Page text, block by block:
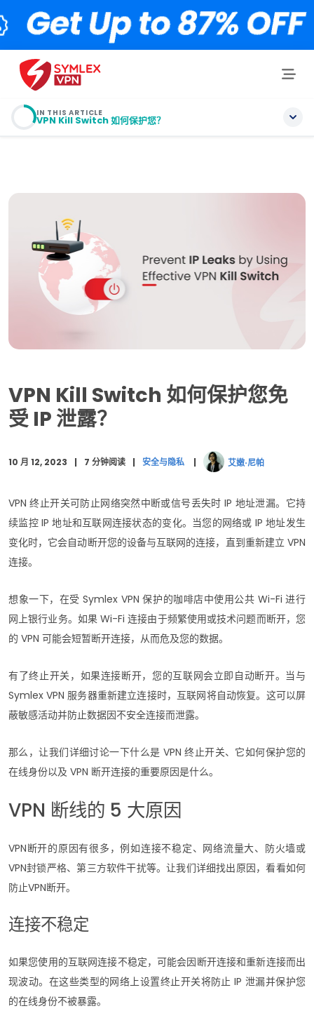
IN THIS ARTICLE
VPN Kill Switch 如何保护您？
VPN Kill Switch 如何保护您？
VPN Kill Switch 有哪些类型？
应用级终止开关
VPN Kill Switch：谁应该使用它？
判决
VPN Kill Switch 如何保护您免
受 IP 泄露？
10 月 12, 2023 7 分钟阅读 安全与隐私 艾嫩·尼帕
VPN 终止开关可防止网络突然中断或信号丢失时 IP 地址泄漏。它持
续监控 IP 地址和互联网连接状态的变化。当您的网络或 IP 地址发生
变化时，它会自动断开您的设备与互联网的连接，直到重新建立 VPN
连接。
想象一下，在受 Symlex VPN 保护的咖啡店中使用公共 Wi-Fi 进行
网上银行业务。如果 Wi-Fi 连接由于频繁使用或技术问题而断开，您
的 VPN 可能会短暂断开连接，从而危及您的数据。
有了终止开关，如果连接断开，您的互联网会立即自动断开。当与
Symlex VPN 服务器重新建立连接时，互联网将自动恢复。这可以屏
蔽敏感活动并防止数据因不安全连接而泄露。
那么，让我们详细讨论一下什么是 VPN 终止开关、它如何保护您的
在线身份以及 VPN 断开连接的重要原因是什么。
VPN 断线的 5 大原因
VPN断开的原因有很多，例如连接不稳定、网络流量大、防火墙或
VPN封锁严格、第三方软件干扰等。让我们详细找出原因，看看如何
防止VPN断开。
连接不稳定
如果您使用的互联网连接不稳定，可能会因断开连接和重新连接而出
现波动。在这些类型的网络上设置终止开关将防止 IP 泄漏并保护您
的在线身份不被暴露。